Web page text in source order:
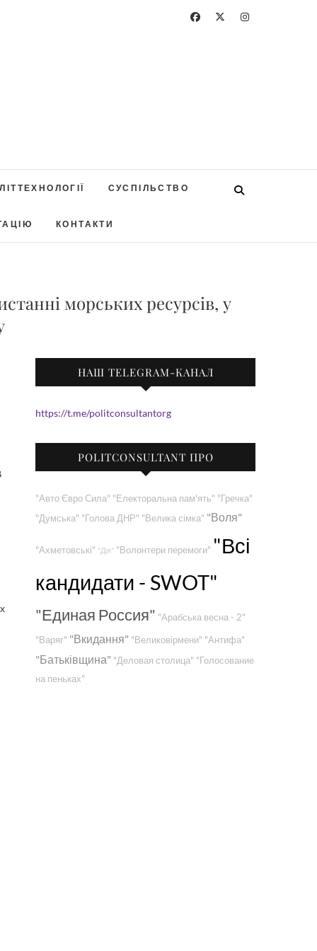
СУСПІЛЬСТВО
КОНТАКТИ
морських ресурсів, у
НАШ TELEGRAM-КАНАЛ
https://t.me/politconsultantorg
POLITCONSULTANT ПРО
"Авто Євро Сила" "Електоральна пам'ять" "Гречка"
"Думська" "Голова ДНР" "Велика сімка" "Воля"
"Ахметовські" "Дія" "Волонтери перемоги" "Всі
кандидати - SWOT"
"Единая Россия" "Арабська весна - 2"
"Варяг" "Вкидання" "Великовірмени" "Антифа"
"Батьківщина" "Деловая столица" "Голосование
на пеньках"